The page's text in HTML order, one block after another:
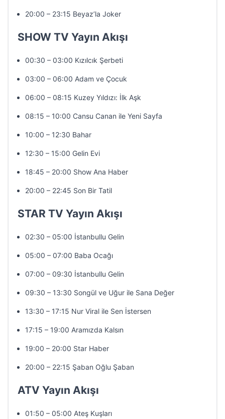
20:00 – 23:15 Beyaz’la Joker
SHOW TV Yayın Akışı
00:30 – 03:00 Kızılcık Şerbeti
03:00 – 06:00 Adam ve Çocuk
06:00 – 08:15 Kuzey Yıldızı: İlk Aşk
08:15 – 10:00 Cansu Canan ile Yeni Sayfa
10:00 – 12:30 Bahar
12:30 – 15:00 Gelin Evi
18:45 – 20:00 Show Ana Haber
20:00 – 22:45 Son Bir Tatil
STAR TV Yayın Akışı
02:30 – 05:00 İstanbullu Gelin
05:00 – 07:00 Baba Ocağı
07:00 – 09:30 İstanbullu Gelin
09:30 – 13:30 Songül ve Uğur ile Sana Değer
13:30 – 17:15 Nur Viral ile Sen İstersen
17:15 – 19:00 Aramızda Kalsın
19:00 – 20:00 Star Haber
20:00 – 22:15 Şaban Oğlu Şaban
ATV Yayın Akışı
01:50 – 05:00 Ateş Kuşları